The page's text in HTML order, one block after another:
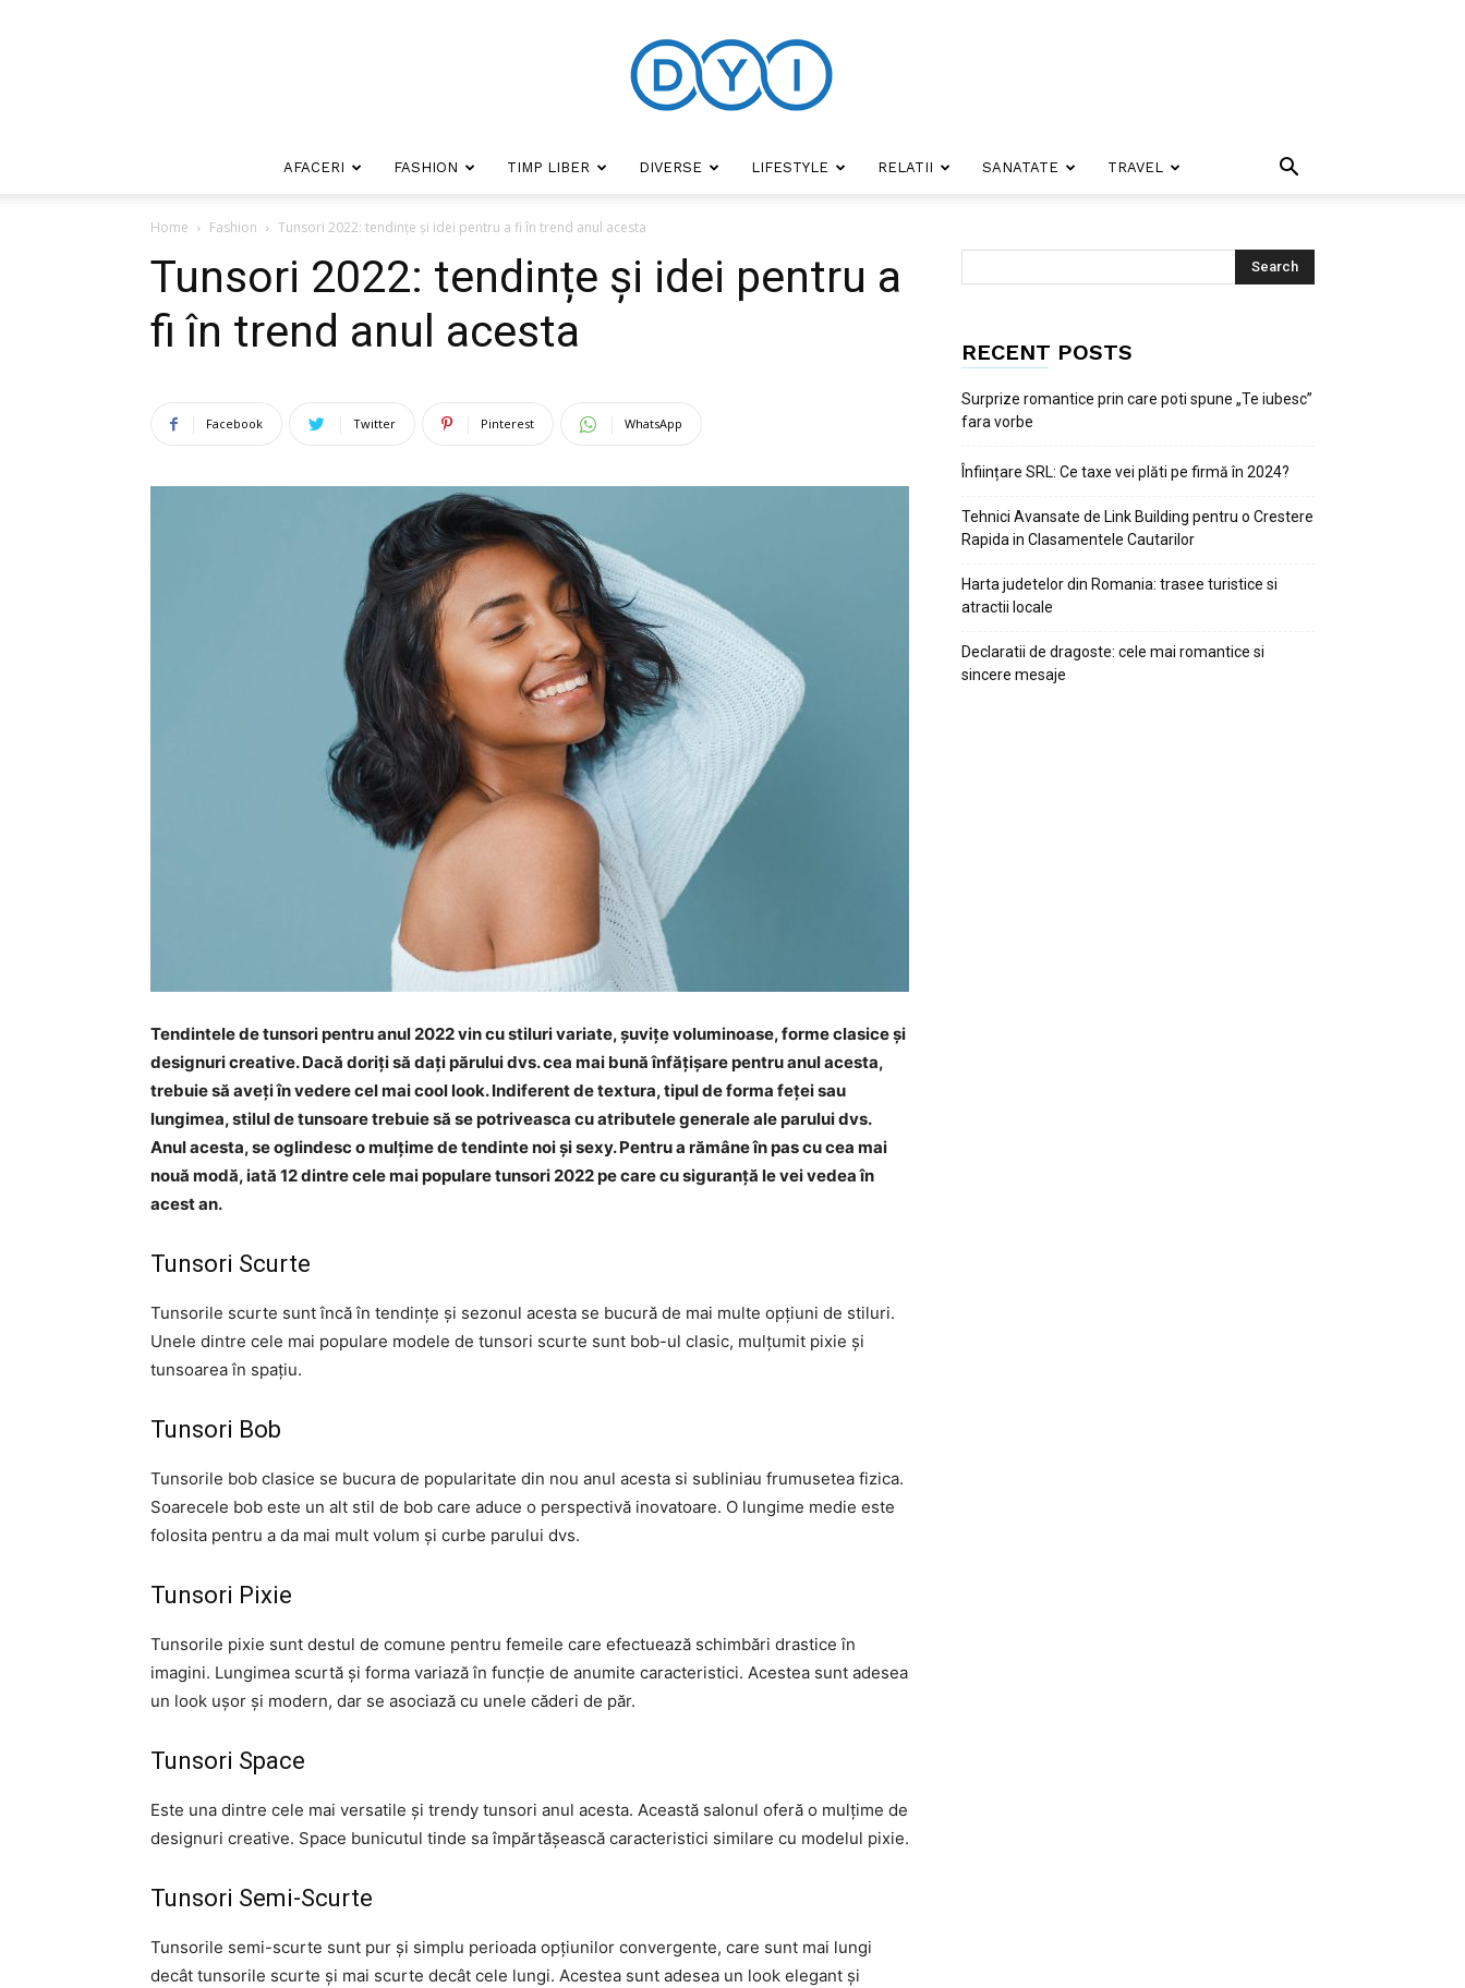
AFACERI FASHION TIMP LIBER DIVERSE LIFESTYLE RELATII SANATATE TRAVEL
Home Fashion Tunsori 2022: tendințe și idei pentru a fi în trend anul acesta
Tunsori 2022: tendințe și idei pentru a
fi în trend anul acesta
Facebook Twitter Pinterest WhatsApp
Tendintele de tunsori pentru anul 2022 vin cu stiluri variate, șuvițe voluminoase, forme clasice și
designuri creative. Dacă doriți să dați părului dvs. cea mai bună înfățișare pentru anul acesta,
trebuie să aveți în vedere cel mai cool look. Indiferent de textura, tipul de forma feței sau
lungimea, stilul de tunsoare trebuie să se potriveasca cu atributele generale ale parului dvs.
Anul acesta, se oglindesc o mulțime de tendinte noi și sexy. Pentru a rămâne în pas cu cea mai
nouă modă, iată 12 dintre cele mai populare tunsori 2022 pe care cu siguranță le vei vedea în
acest an.
Tunsori Scurte
Tunsorile scurte sunt încă în tendințe și sezonul acesta se bucură de mai multe opțiuni de stiluri.
Unele dintre cele mai populare modele de tunsori scurte sunt bob-ul clasic, mulțumit pixie și
tunsoarea în spațiu.
Tunsori Bob
Tunsorile bob clasice se bucura de popularitate din nou anul acesta si subliniau frumusetea fizica.
Soarecele bob este un alt stil de bob care aduce o perspectivă inovatoare. O lungime medie este
folosita pentru a da mai mult volum și curbe parului dvs.
Tunsori Pixie
Tunsorile pixie sunt destul de comune pentru femeile care efectuează schimbări drastice în
imagini. Lungimea scurtă și forma variază în funcție de anumite caracteristici. Acestea sunt adesea
un look ușor și modern, dar se asociază cu unele căderi de păr.
Tunsori Space
Este una dintre cele mai versatile și trendy tunsori anul acesta. Această salonul oferă o mulțime de
designuri creative. Space bunicutul tinde sa împărtășească caracteristici similare cu modelul pixie.
Tunsori Semi-Scurte
Tunsorile semi-scurte sunt pur și simplu perioada opțiunilor convergente, care sunt mai lungi
decât tunsorile scurte și mai scurte decât cele lungi. Acestea sunt adesea un look elegant și
RECENT POSTS
Surprize romantice prin care poti spune „Te iubesc”
fara vorbe
Înființare SRL: Ce taxe vei plăti pe firmă în 2024?
Tehnici Avansate de Link Building pentru o Crestere
Rapida in Clasamentele Cautarilor
Harta judetelor din Romania: trasee turistice si
atractii locale
Declaratii de dragoste: cele mai romantice si
sincere mesaje